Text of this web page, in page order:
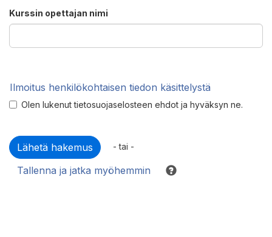
Kurssin opettajan nimi
Ilmoitus henkilökohtaisen tiedon käsittelystä
Olen lukenut tietosuojaselosteen ehdot ja hyväksyn ne.
- tai -
Tallenna ja jatka myöhemmin